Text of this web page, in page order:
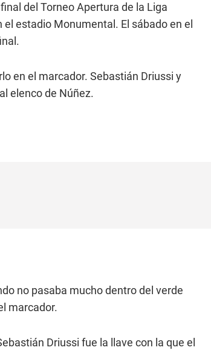
del Torneo Apertura de la Liga
el estadio Monumental. El sábado en el
en el marcador. Sebastián Driussi y
elenco de Núñez.
no pasaba mucho dentro del verde
marcador.
Driussi fue la llave con la que el